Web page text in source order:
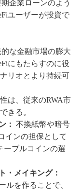
企業ローンのよう
ユーザーが投資で
な金融市場の膨大
にもたらすのに役
リオとより持続可
は、従来のRWA市
きる。
： 不換紙幣や暗号
インの担保として
ーブルコインの選
・メイキング：
ルを作ることで、